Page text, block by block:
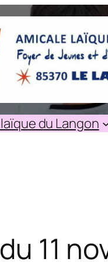
laïque du Langon
11